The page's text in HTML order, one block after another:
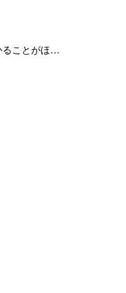
ることがほ…